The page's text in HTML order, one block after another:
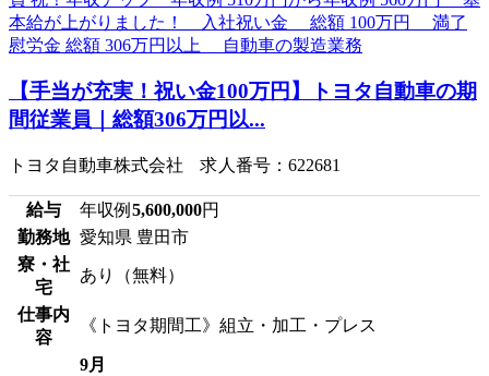
【手当が充実！祝い金100万円】トヨタ自動車の期
間従業員｜総額306万円以...
トヨタ自動車株式会社 求人番号：622681
給与 年収例 5,600,000円
勤務地 愛知県 豊田市
寮・社
宅
あり（無料）
仕事内
容
《トヨタ期間工》組立・加工・プレス
9月